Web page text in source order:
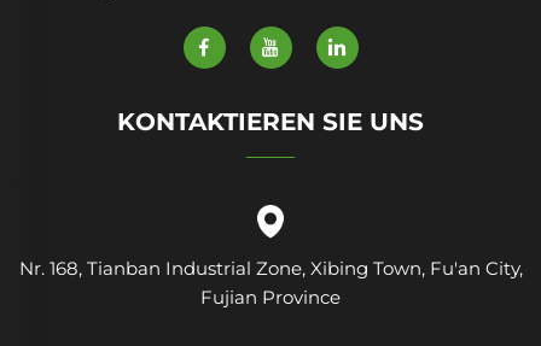
KONTAKTIEREN SIE UNS
Nr. 168, Tianban Industrial Zone, Xibing Town, Fu'an City,
Fujian Province